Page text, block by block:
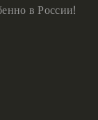
в России!